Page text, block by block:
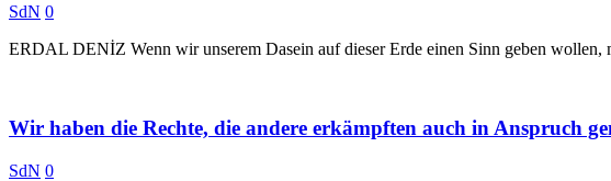
SdN 0
ERDAL DENİZ Wenn wir unserem Dasein auf dieser Erde einen Sinn geben wollen,
Wir haben die Rechte, die andere erkämpften auch in Anspruch
SdN 0